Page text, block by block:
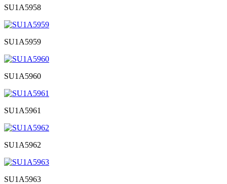
SU1A5958
SU1A5959
SU1A5960
SU1A5961
SU1A5962
SU1A5963